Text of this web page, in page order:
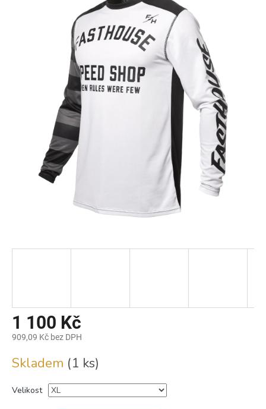
1 100 Kč
909,09 Kč bez DPH
cena:
Skladem (1 ks)
Velikost